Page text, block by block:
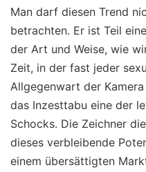
Man darf diesen Trend
betrachten. Er ist Teil
der Art und Weise, wie
Zeit, in der fast jeder
Allgegenwart der
das Inzesttabu eine der
Schocks. Die Zeichner
dieses verbleibende
einem übersättigten